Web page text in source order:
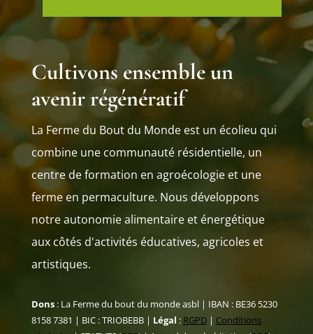
Cultivons ensemble un
avenir régénératif
La Ferme du Bout du Monde est un écolieu qui
combine une communauté résidentielle, un
centre de formation en agroécologie et une
ferme en permaculture. Nous développons
notre autonomie alimentaire et énergétique
aux côtés d'activités éducatives, agricoles et
artistiques.
Dons: La Ferme du bout du monde asbl | IBAN : BE36 5230
8158 7381 | BIC : TRIOBEBB | Légal : RGPD| Conditions